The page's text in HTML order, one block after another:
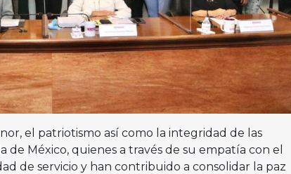
el patriotismo así como la integridad de las
de México, quienes a través de su empatía con el
de servicio y han contribuido a consolidar la paz